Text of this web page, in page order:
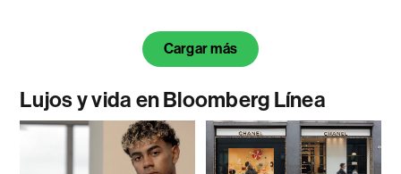
Cargar más
Lujos y vida en Bloomberg Línea